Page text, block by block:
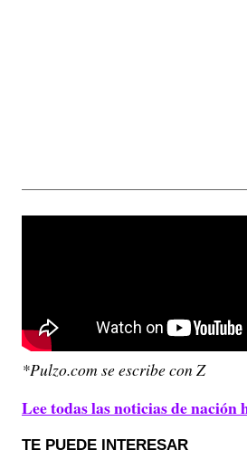
*Pulzo.com se escribe con Z
Lee todas las noticias de nación